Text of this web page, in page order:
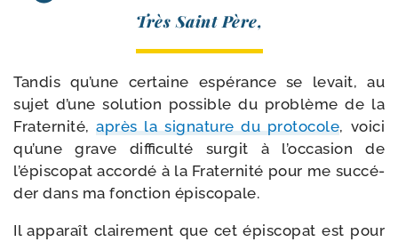
Très Saint Père,
Tandis qu’une cer­taine espé­rance se levait, au
sujet d’une solu­tion pos­sible du pro­blème de la
Fraternité,après la signa­ture du pro­to­cole, voi­ci
qu’une grave dif­fi­cul­té sur­git à l’occasion de
l’épiscopat accor­dé à la Fraternité pour me suc­cé­
der dans ma fonc­tion épiscopale.
Il appa­raît clai­re­ment que cet épis­co­pat est pour